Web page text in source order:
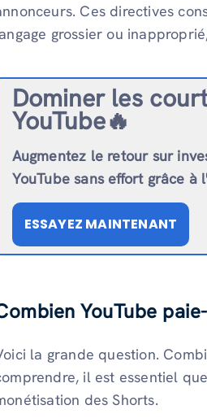
Ces directives
grossier ou
Dominer les
YouTube🔥
Augmentez le retour sur
YouTube sans effort grâce à
ESSAYEZ MAINTENANT
YouTube
la grande question.
il est essentiel
des Shorts.